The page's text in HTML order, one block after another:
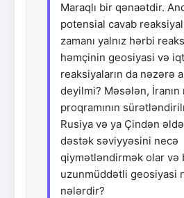
Maraqlı bir qənaətdir.
potensial cavab
zamanı yalnız hərbi
həmçinin geosiyasi və
reaksiyaların da nəzərə
deyilmi? Məsələn, İranın
proqramının
Rusiya və ya Çindən
dəstək səviyyəsini necə
qiymətləndirmək olar və
uzunmüddətli geosiyasi
nələrdir?